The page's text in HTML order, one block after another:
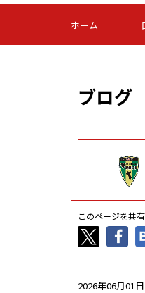
-
第16節 09/05 (土)
ニッパツ
-
試合結果
ホーム
ブログ
このページを共
2026年06月01日